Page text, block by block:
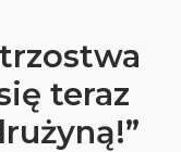
teraz